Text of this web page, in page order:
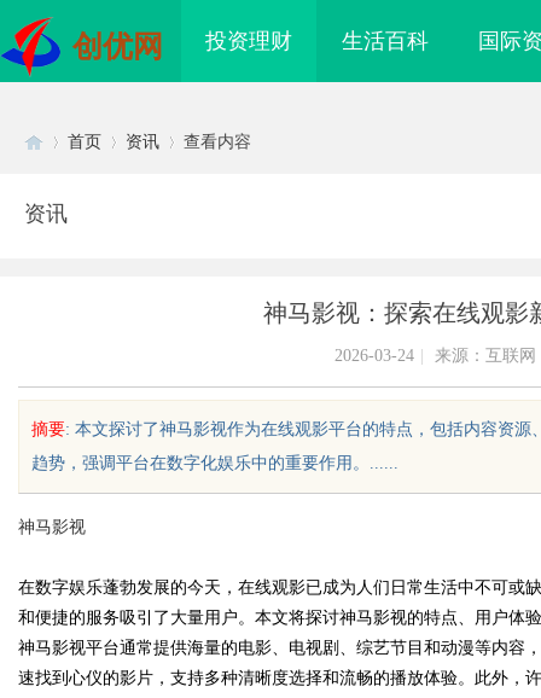
创优网 投资理财 生活百科 国际
首页 资讯 查看内容
资讯
神马影视：探索在线观影
2026-03-24 来源：互联网
摘要: 本文探讨了神马影视作为在线观影平台的特点，包括内容资
趋势，强调平台在数字化娱乐中的重要作用。......
神马影视
在数字娱乐蓬勃发展的今天，在线观影已成为人们日常生活中不可或
和便捷的服务吸引了大量用户。本文将探讨神马影视的特点、用户体
神马影视平台通常提供海量的电影、电视剧、综艺节目和动漫等内容
速找到心仪的影片，支持多种清晰度选择和流畅的播放体验。此外，
的专业服务与行业